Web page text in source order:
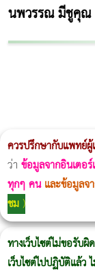
นพวรรณ มีชูคุณ
ควรปรึกษากับแพทย์ผู้
ว่า ข้อมูลจากอินเตอ
ทุกๆ คน และข้อมูลจ
ชม)
ทางเว็บไซต์ไม่ขอรั
เว็บไซต์ไปปฏิบัติแล้ว